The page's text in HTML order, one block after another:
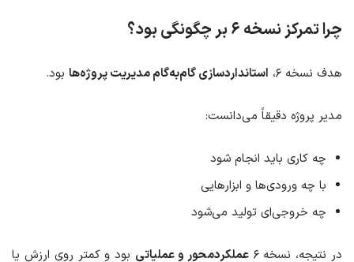
چرا تمرکز نسخه ۶ بر چگونگی بود؟
هدف نسخه ۶، استانداردسازی گام‌به‌گام مدیریت پروژه‌ها بود.
مدیر پروژه دقیقاً می‌دانست:
چه کاری باید انجام شود
با چه ورودی‌ها و ابزارهایی
چه خروجی‌ای تولید می‌شود
در نتیجه، نسخه ۶ عملکردمحور و عملیاتی بود و کمتر روی ارزش یا